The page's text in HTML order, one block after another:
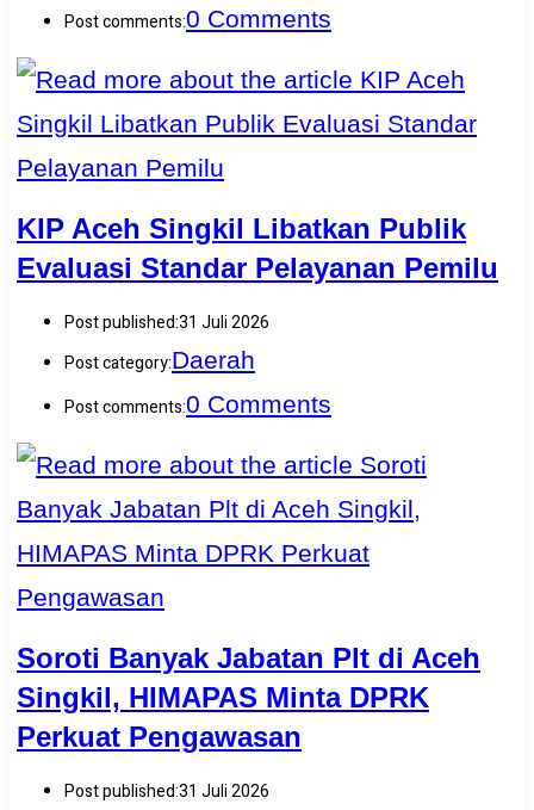
Post comments:0 Comments
KIP Aceh Singkil Libatkan Publik
Evaluasi Standar Pelayanan Pemilu
Post published:31 Juli 2026
Post category:Daerah
Post comments:0 Comments
Soroti Banyak Jabatan Plt di Aceh
Singkil, HIMAPAS Minta DPRK
Perkuat Pengawasan
Post published:31 Juli 2026